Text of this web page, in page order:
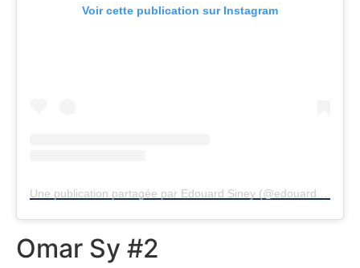
Omar Sy #2
Voir cette publication sur Instagram
Une publication partagée par Edouard Siney (@edouardsiney)